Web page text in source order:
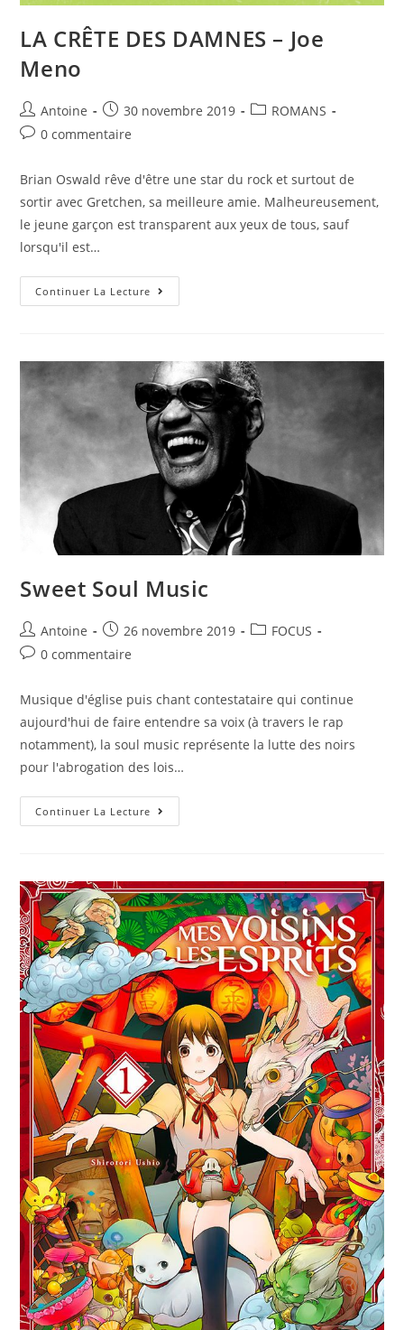
LA CRÊTE DES DAMNES – Joe
Meno
Antoine 30 novembre 2019
ROMANS
0 commentaire
Brian Oswald rêve d'être une star du rock et surtout de
sortir avec Gretchen, sa meilleure amie. Malheureusement,
le jeune garçon est transparent aux yeux de tous, sauf
lorsqu'il est…
Continuer La Lecture
Sweet Soul Music
Antoine 26 novembre 2019
FOCUS
0 commentaire
Musique d'église puis chant contestataire qui continue
aujourd'hui de faire entendre sa voix (à travers le rap
notamment), la soul music représente la lutte des noirs
pour l'abrogation des lois…
Continuer La Lecture